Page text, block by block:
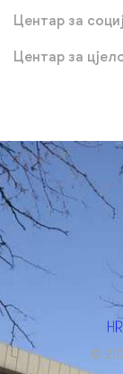
Центар за
Центар за
©